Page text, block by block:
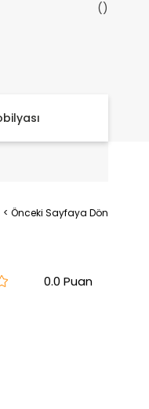
< Önceki Sayfaya Dön
0.0